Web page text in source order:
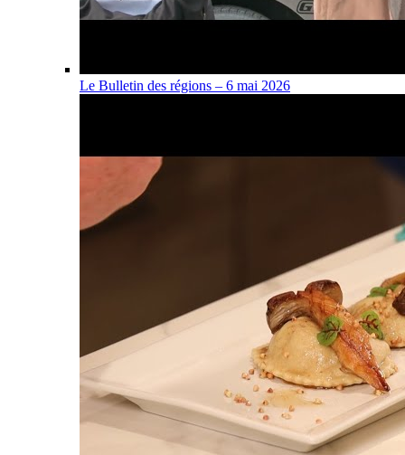
Le Bulletin des régions – 6 mai 2026